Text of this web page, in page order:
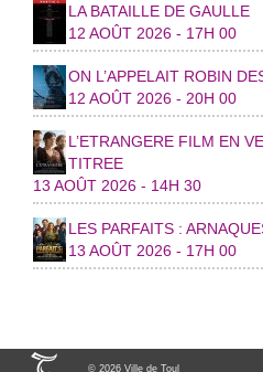
LA BATAILLE DE GAULLE
12 AOÛT 2026 - 17H 00
ON L’APPELAIT ROBIN
12 AOÛT 2026 - 20H 00
L’ETRANGERE FILM EN
TITREE
13 AOÛT 2026 - 14H 30
LES PARFAITS :
13 AOÛT 2026 - 17H 00
© 2026 Ville de Toul